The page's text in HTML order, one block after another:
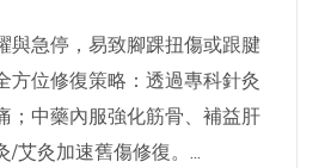
與急停，易致腳踝扭傷或跟腱
方位修復策略：透過專科針灸
；中藥內服強化筋骨、補益肝
/艾灸加速舊傷修復。...